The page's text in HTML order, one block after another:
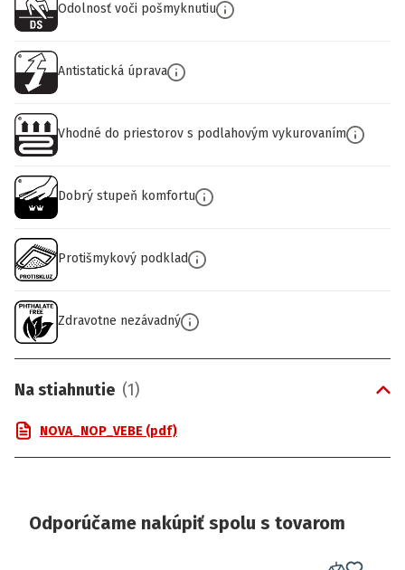
Odolnosť voči pošmyknutiu
Antistatická úprava
Vhodné do priestorov s podlahovým vykurovaním
Dobrý stupeň komfortu
Protišmykový podklad
Zdravotne nezávadný
Na stiahnutie (1)
NOVA_NOP_VEBE (pdf)
Odporúčame nakúpiť spolu s tovarom